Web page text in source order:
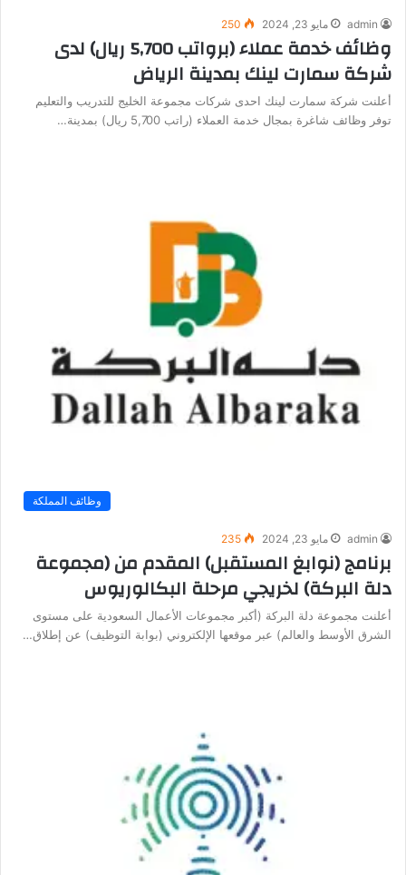
admin مايو 23, 2024 250
وظائف خدمة عملاء (برواتب 5,700 ريال) لدى
شركة سمارت لينك بمدينة الرياض
أعلنت شركة سمارت لينك احدى شركات مجموعة الخليج للتدريب والتعليم
توفر وظائف شاغرة بمجال خدمة العملاء (راتب 5,700 ريال) بمدينة…
وظائف المملكة
admin مايو 23, 2024 235
برنامج (نوابغ المستقبل) المقدم من (مجموعة
دلة البركة) لخريجي مرحلة البكالوريوس
أعلنت مجموعة دلة البركة (أكبر مجموعات الأعمال السعودية على مستوى
الشرق الأوسط والعالم) عبر موقعها الإلكتروني (بوابة التوظيف) عن إطلاق…